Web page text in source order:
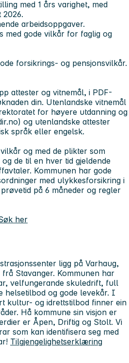
med 1 års varighet, med
2026.
arbeidsoppgaver.
med gode vilkår for faglig og
forsikrings- og pensjonsvilkår.
attester og vitnemål, i PDF-
din. Utenlandske vitnemål
for høyere utdanning og
og utenlandske attester
språk eller engelsk.
og med de plikter som
de til en hver tid gjeldende
Kommunen har gode
med ulykkesforsikring i
på 6 måneder og regler
her
ligg på Varhaug,
Stavanger. Kommunen har
velfungerande skuledrift, full
helsetilbod og gode levekår. I
kultur- og idrettstilbod finner ein
Hå kommune sin visjon er
er Åpen, Driftig og Stolt. Vi
som kan identifisera seg med
Tilgjengelighetserklæring